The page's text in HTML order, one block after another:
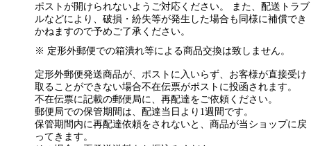
ポストが開けられないようご対応ください。 また、配送トラブ
ルなどにより、破損・紛失等が発生した場合も同様に補償でき
かねますので予めご了承ください。
※ 定形外郵便での箱潰れ等による商品交換は致しません。
定形外郵便発送商品が、ポストに入いらず、お客様が直接受け
取ることができない場合不在伝票がポストに投函されます。
不在伝票に記載の郵便局に、再配達をご依頼ください。
郵便局での保管期間は、配達当日より1週間です。
保管期間内に再配達依頼をされないと、商品が当ショップに戻
ってきます。